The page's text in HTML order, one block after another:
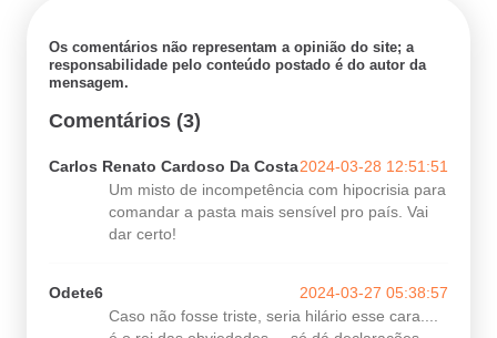
Os comentários não representam a opinião do site; a
responsabilidade pelo conteúdo postado é do autor da
mensagem.
Comentários (3)
Carlos Renato Cardoso Da Costa2024-03-28 12:51:51
Um misto de incompetência com hipocrisia para
comandar a pasta mais sensível pro país. Vai
dar certo!
Odete6
2024-03-27 05:38:57
Caso não fosse triste, seria hilário esse cara....